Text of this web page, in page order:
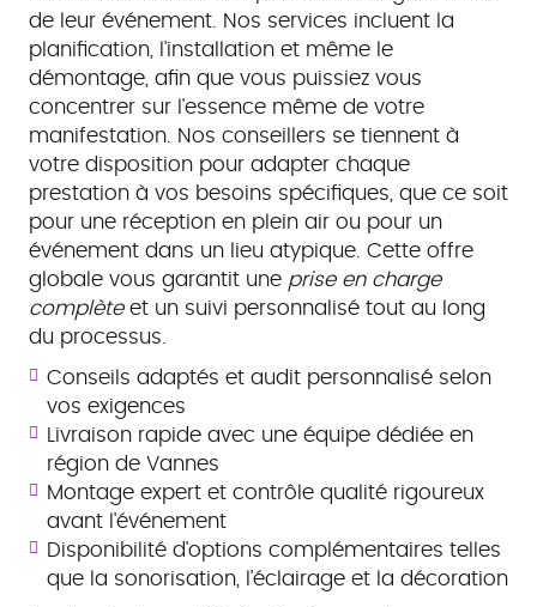
de leur événement. Nos services incluent la
planification, l'installation et même le
démontage, afin que vous puissiez vous
concentrer sur l'essence même de votre
manifestation. Nos conseillers se tiennent à
votre disposition pour adapter chaque
prestation à vos besoins spécifiques, que ce soit
pour une réception en plein air ou pour un
événement dans un lieu atypique. Cette offre
globale vous garantit une prise en charge
complèteet un suivi personnalisé tout au long
du processus.
Conseils adaptés et audit personnalisé selon
vos exigences
Livraison rapide avec une équipe dédiée en
région de Vannes
Montage expert et contrôle qualité rigoureux
avant l'événement
Disponibilité d'options complémentaires telles
que la sonorisation, l'éclairage et la décoration